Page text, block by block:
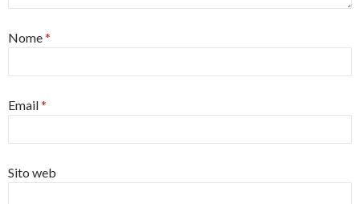
Nome*
Email*
Sito web